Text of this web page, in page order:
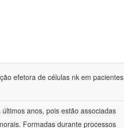
efetora de células nk em pacientes
anos, pois estão associadas
Formadas durante processos